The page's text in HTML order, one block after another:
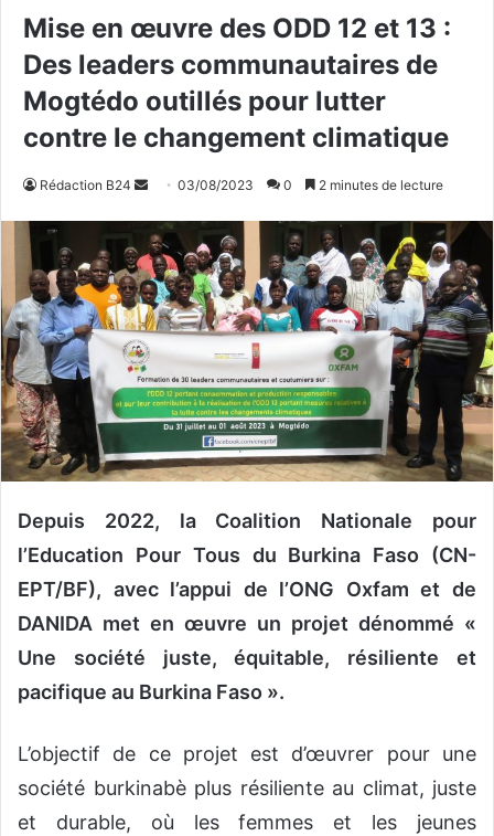
Mise en œuvre des ODD 12 et 13 :
Des leaders communautaires de
Mogtédo outillés pour lutter
contre le changement climatique
Rédaction B24
v
o
y
e
r
n
c
o
u
r
i
e
03/08/2023 0 2 minutes de lecture
Depuis 2022, la Coalition Nationale pour
l’Education Pour Tous du Burkina Faso (CN-
EPT/BF), avec l’appui de l’ONG Oxfam et de
DANIDA met en œuvre un projet dénommé «
Une société juste, équitable, résiliente et
pacifique au Burkina Faso ».
L’objectif de ce projet est d’œuvrer pour une
société burkinabè plus résiliente au climat, juste
et durable, où les femmes et les jeunes